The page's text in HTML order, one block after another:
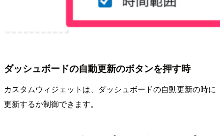
ダッシュボードの自動更新のボタンを押す時
カスタムウィジェットは、ダッシュボードの自動更新の時に
更新するか制御できます。